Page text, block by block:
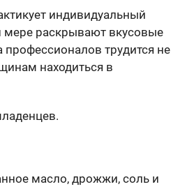
индивидуальный
раскрывают вкусовые
трудится не
находиться в
масло, дрожжи, соль и